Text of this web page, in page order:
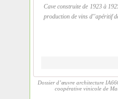
Cave construite de 1923 à
production de vins d''apéritif
Dossier d’œuvre architecture
coopérative vinicole de